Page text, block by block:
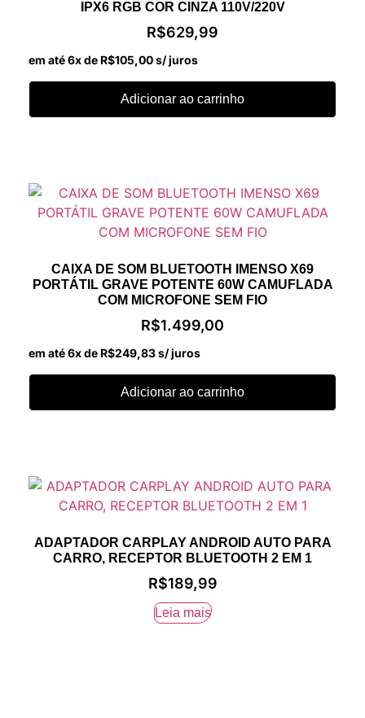
IPX6 RGB COR CINZA 110V/220V
R$629,99
em até 6x de R$105,00s/ juros
Adicionar ao carrinho
CAIXA DE SOM BLUETOOTH IMENSO X69
PORTÁTIL GRAVE POTENTE 60W CAMUFLADA
COM MICROFONE SEM FIO
R$1.499,00
em até 6x de R$249,83s/ juros
Adicionar ao carrinho
ADAPTADOR CARPLAY ANDROID AUTO PARA
CARRO, RECEPTOR BLUETOOTH 2 EM 1
R$189,99
Leia mais